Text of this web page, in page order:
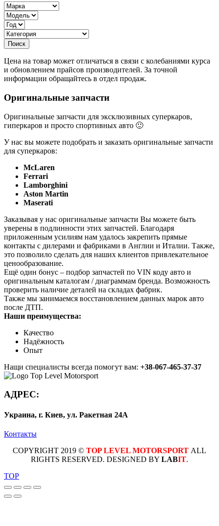
Цена на товар может отличаться в связи с колебаниями курса
и обновлением прайсов производителей. За точной
информации обращайтесь в отдел продаж.
Оригинальные запчасти
Оригинальные запчасти для эксклюзивных суперкаров,
гиперкаров и просто спортивных авто 🙂
У нас вы можете подобрать и заказать оригинальные запчасти
для суперкаров:
McLaren
Ferrari
Lamborghini
Aston Martin
Maserati
Заказывая у нас оригинальные запчасти Вы можете быть
уверены в подлинности этих запчастей. Благодаря
приложенным усилиям нам удалось закрепить прямые
контакты с дилерами и фабриками в Англии и Италии. Также,
это позволило сделать для наших клиентов привлекательное
ценообразование.
Ещё один бонус – подбор запчастей по VIN коду авто и
оригинальным каталогам / диаграммам бренда. Возможность
проверить наличие деталей на складах фабрик.
Также мы занимаемся восстановлением данных марок авто
после ДТП.
Наши преимущества:
Качество
Надёжность
Опыт
Нащи специалисты всегда помогут вам: +38-067-465-37-37
АДРЕС:
Украина, г. Киев, ул. Ракетная 24А
Контакты
COPYRIGHT 2019 © TOP LEVEL MOTORSPORT ALL
RIGHTS RESERVED. DESIGNED BY LABIT.
TOP